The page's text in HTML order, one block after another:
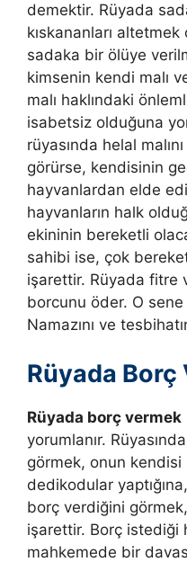
demektir. Rüyada
kıskananları
sadaka bir ölüye
kimsenin kendi malı
malı haklındaki
isabetsiz olduğuna
rüyasında helal
görürse, kendisinin
hayvanlardan elde
hayvanların halk
ekininin bereketli
sahibi ise, çok
işarettir. Rüyada fitre
borcunu öder. O
Namazını ve
Rüyada Borç
Rüyada borç vermek
yorumlanır.
görmek, onun kendisi
dedikodular
borç verdiğini
işarettir. Borç istediği
mahkemede bir